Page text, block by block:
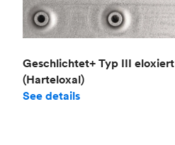
Geschlichtet+ Typ III eloxiert
(Harteloxal)
See details